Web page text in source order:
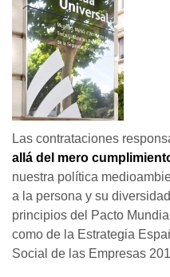
Las contrataciones
allá del mero
nuestra política
a la persona y su
principios del Pacto
como de la Estrategia
Social de las Empresas